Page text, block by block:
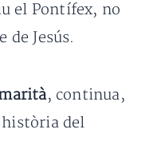
el Pontífex, no
Jesús.
, continua,
del